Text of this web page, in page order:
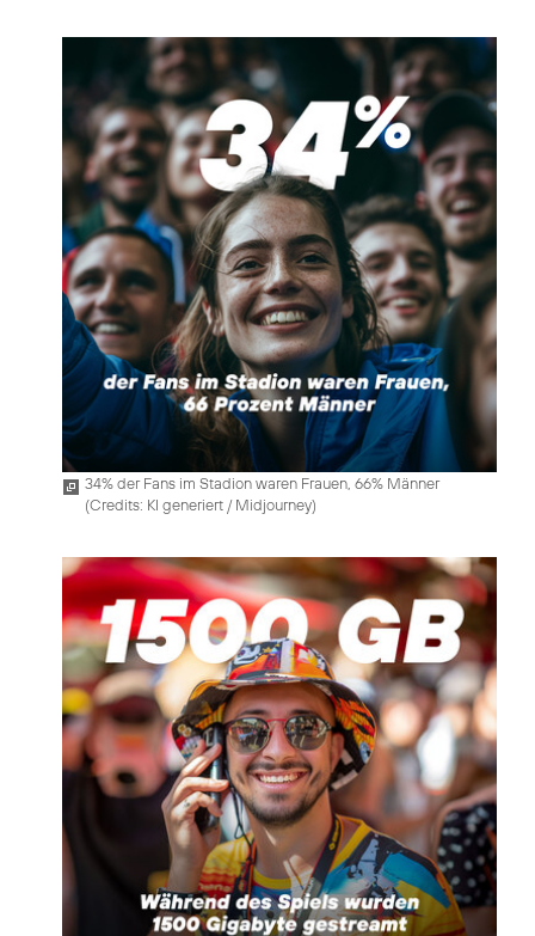
34% der Fans im Stadion waren Frauen, 66% Männer
(Credits: KI generiert / Midjourney)